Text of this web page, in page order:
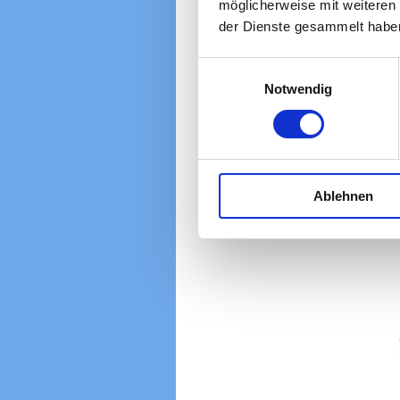
möglicherweise mit
der Dienste gesammelt
Notwendig
Ablehnen